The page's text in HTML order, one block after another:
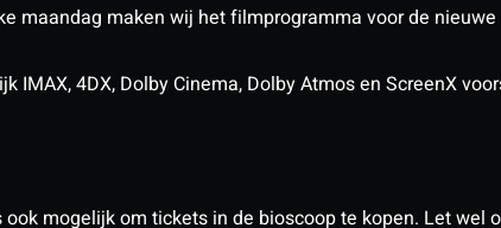
maandag maken wij het filmprogramma voor de
4DX, Dolby Cinema, Dolby Atmos en ScreenX
mogelijk om tickets in de bioscoop te kopen. Let wel